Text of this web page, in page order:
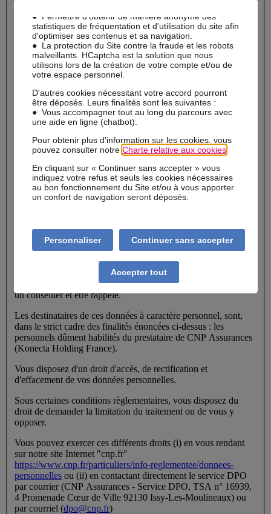
● Permettre d’obtenir de manière anonyme des
statistiques de fréquentation et d'utilisation du site afin
d'optimiser ses contenus et sa navigation.
● La protection du Site contre la fraude et les robots
malveillants. HCaptcha est la solution que nous
utilisons lors de la création de votre compte et/ou de
votre espace personnel.
D'autres cookies nécessitant votre accord pourront
être déposés. Leurs finalités sont les suivantes :
● Vous accompagner tout au long du parcours avec
une aide en ligne (chatbot).
Pour obtenir plus d'information sur les cookies, vous
pouvez consulter notre Charte relative aux cookies.
En cliquant sur « Continuer sans accepter » vous
indiquez votre refus et seuls les cookies nécessaires
au bon fonctionnement du Site et/ou à vous apporter
un confort de navigation seront déposés.
Personnaliser Continuer sans accepter
Accepter tout
Nom
Téléphone
Date de naissance
Description
Oui, j'accepte d'être contacté par mail ou téléphone
J'ai pris connaissance et accepteles conditions générales de
service
confidentialitéet sesConditions d'utilisations'appliquent.
Conformément au Règlement n°2016/679, (« RGPD ») et à la
Loi « Informatique et Libertés » modifiée, vous êtes informé
que vos données à caractère personnel (identité et coordonnées
téléphoniques) sont nécessaires pour prendre rendez-vous avec
un conseiller et être rappelé.
Les destinataires de ces données à caractère personnel, sont,
dans le strict cadre des finalités énoncées ci-dessus : les
personnels dûment habilités du prestataire de CNP Assurances
(Konecta Holding France).
Vous disposez d'un droit d'accès, de rectification et
d'effacement de vos données personnelles.
Sous certaines conditions règlementaires, vous disposez du
droit de demander la limitation du traitement ou de vous y
opposer.
Vous pouvez exercer ces différents droits (i) en vous rendant
sur notre site Internet "cnp.fr"
https://www.cnp.fr/particuliers/info-reglementee/donnees-
personnelles ou (ii) en contactant directement le service DPO
par courrier (CNP Assurances - Service DPO, TSA n° 16939,
4 Promenade Cœur de Ville 92130 Issy-Les-Moulineaux) ou
par courriel (dpo@cnp.fr)